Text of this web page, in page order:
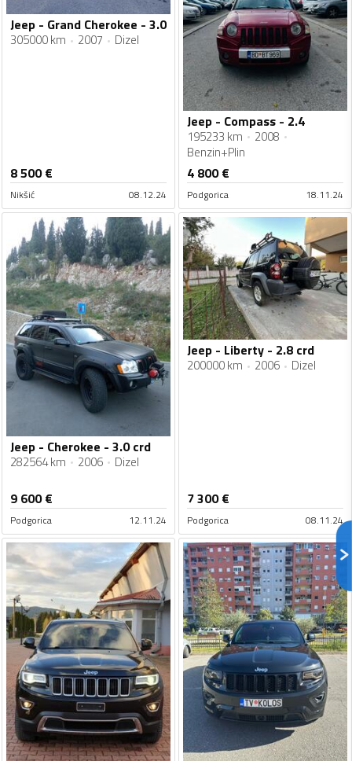
Jeep - Grand Cherokee - 3.0
305000 km 2007 Dizel
8 500€
Nikšić 08.12.24
Jeep - Compass - 2.4
195233 km
2008
Benzin+Plin
4 800€
Podgorica 18.11.24
Jeep - Cherokee - 3.0 crd
282564 km 2006 Dizel
9 600€
Podgorica 12.11.24
Jeep - Liberty - 2.8 crd
200000 km 2006 Dizel
7 300€
Podgorica 08.11.24